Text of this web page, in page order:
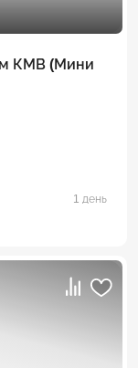
КМВ (Мини
1 день